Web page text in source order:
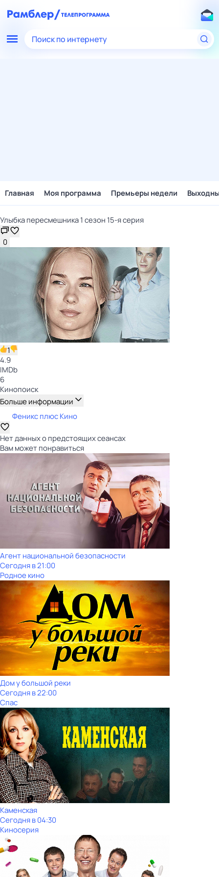
Поиск по интернету
Главная Моя программа Премьеры недели
Улыбка пересмешника 1 сезон 15-я серия
0
1
4.9
IMDb
6
Кинопоиск
Больше информации
Феникс плюс Кино
Нет данных о предстоящих сеансах
Вам может понравиться
Агент национальной безопасности
Сегодня в 21:00
Родное кино
Дом у большой реки
Сегодня в 22:00
Спас
Каменская
Сегодня в 04:30
Киносерия